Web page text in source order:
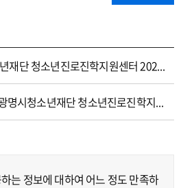
광명시청소년재단 청소년진로진학지원센터 2026년 제1회 육아휴직 대체인력 채용공고
[진로진학] 광명시청소년재단 청소년진로진학지원센터 2026년 제1회 육아휴직 대체인력 채용 최종합격자 결정공고
는 정보에 대하여 어느 정도 만족하